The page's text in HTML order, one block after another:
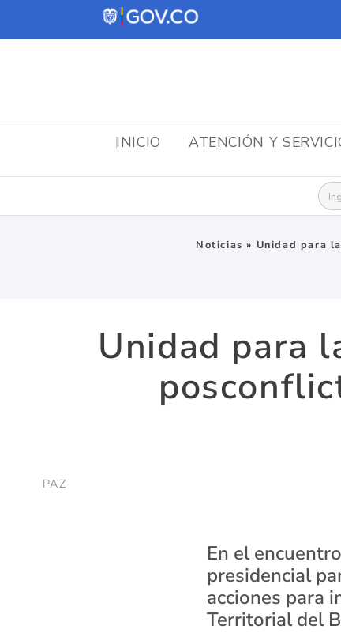
INICIO ATENCIÓN Y
Noticias » Unidad para
Unidad para
PAZ
En el
presidencial
acciones para
Territorial del